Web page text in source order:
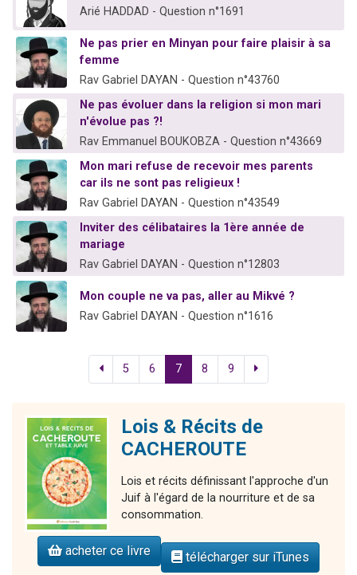
Arié HADDAD - Question n°1691
Ne pas prier en Minyan pour faire plaisir à sa
femme
Rav Gabriel DAYAN - Question n°43760
Ne pas évoluer dans la religion si mon mari
n'évolue pas ?!
Rav Emmanuel BOUKOBZA - Question n°43669
Mon mari refuse de recevoir mes parents
car ils ne sont pas religieux !
Rav Gabriel DAYAN - Question n°43549
Inviter des célibataires la 1ère année de
mariage
Rav Gabriel DAYAN - Question n°12803
Mon couple ne va pas, aller au Mikvé ?
Rav Gabriel DAYAN - Question n°1616
5 6 7 8 9
Lois & Récits de
CACHEROUTE
Lois et récits définissant l'approche d'un
Juif à l'égard de la nourriture et de sa
consommation.
acheter ce livre télécharger sur iTunes